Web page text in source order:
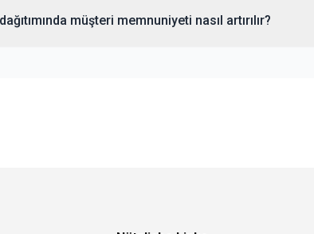
müşteri memnuniyeti nasıl artırılır?